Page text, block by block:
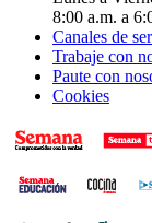
8:00 a.m. a
Canales de
Trabaje con
Paute con
Cookies